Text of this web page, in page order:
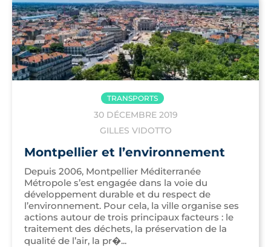
TRANSPORTS
30 DÉCEMBRE 2019
GILLES VIDOTTO
Montpellier et l’environnement
Depuis 2006, Montpellier Méditerranée
Métropole s’est engagée dans la voie du
développement durable et du respect de
l’environnement. Pour cela, la ville organise ses
actions autour de trois principaux facteurs : le
traitement des déchets, la préservation de la
qualité de l’air, la pr�...